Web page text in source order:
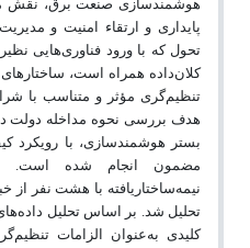
هوشمندسازی صنعت برق، نقش
پایداری و ارتقاء امنیت و
تحول که با ورود فناوری‌هایی
کلان‌داده همراه است،
تنظیم‌گری مؤثر و متناسب با
هدف بررسی نحوه مداخله دولت
بستر هوشمندسازی، با رویکرد
مضمون انجام شده است.
تحلیل شد. بر اساس تحلیل